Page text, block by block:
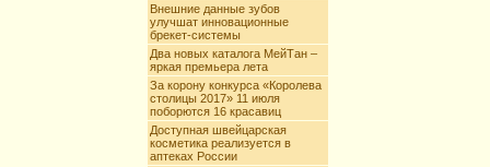
Внешние данные зубов
улучшат инновационные
брекет-системы
Два новых каталога МейТан –
яркая премьера лета
За корону конкурса «Королева
столицы 2017» 11 июля
поборются 16 красавиц
Доступная швейцарская
косметика реализуется в
аптеках России